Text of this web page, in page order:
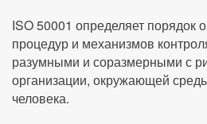
ISO 50001 определяет порядок
процедур и механизмов
разумными и соразмерными с
организации, окружающей
человека.